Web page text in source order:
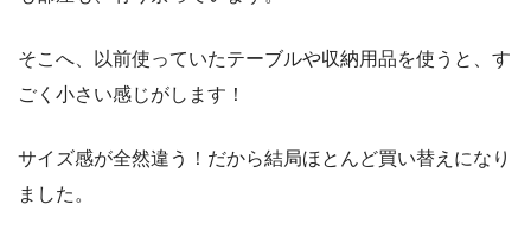
そこへ、以前使っていたテーブルや収納用品を使うと、す
ごく小さい感じがします！
サイズ感が全然違う！だから結局ほとんど買い替えになり
ました。